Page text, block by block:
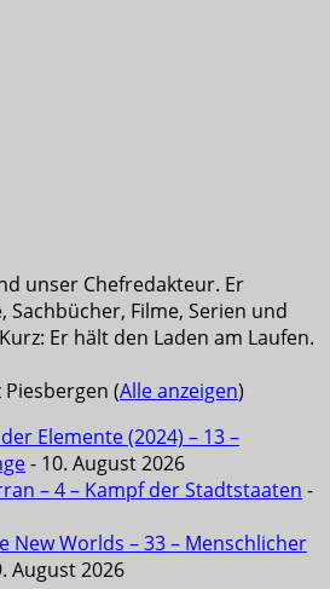
unser Chefredakteur. Er
Filme, Serien und
Er hält den Laden am Laufen.
(Alle anzeigen)
Elemente (2024) – 13 –
- 10. August 2026
– 4 – Kampf der Stadtstaaten -
New Worlds – 33 – Menschlicher
August 2026